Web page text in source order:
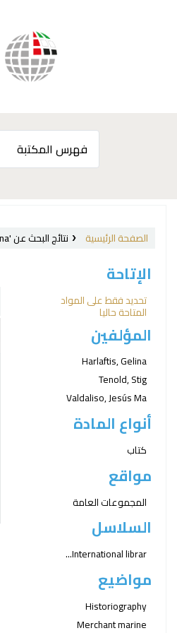
الصفحة الرئيسية نتائج البحث عن 'au:"Harlaftis, Gelina,"'
الإتاحة
تحديد فقط على المواد
المتاحة حاليا
المؤلفين
Harlaftis, Gelina
Tenold, Stig
Valdaliso, Jesús Ma
أنواع المادة
كتاب
مواقع
المجموعات العامة
السلاسل
International librar...
مواضيع
Historiography
Merchant marine